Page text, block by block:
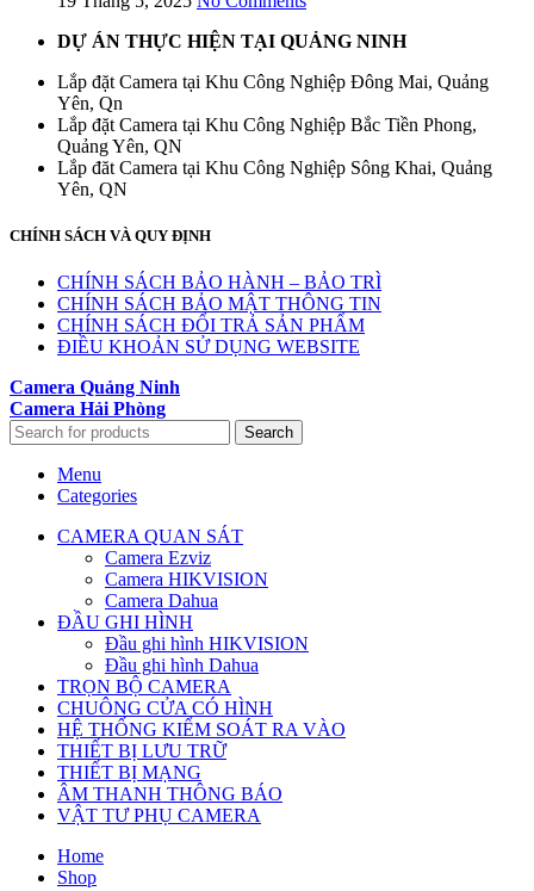
DỰ ÁN THỰC HIỆN TẠI QUẢNG NINH
Lắp đặt Camera tại Khu Công Nghiệp Đông Mai, Quảng
Yên, Qn
Lắp đặt Camera tại Khu Công Nghiệp Bắc Tiền Phong,
Quảng Yên, QN
Lắp đăt Camera tại Khu Công Nghiệp Sông Khai, Quảng
Yên, QN
CHÍNH SÁCH VÀ QUY ĐỊNH
CHÍNH SÁCH BẢO HÀNH – BẢO TRÌ
CHÍNH SÁCH BẢO MẬT THÔNG TIN
CHÍNH SÁCH ĐỔI TRẢ SẢN PHẨM
ĐIỀU KHOẢN SỬ DỤNG WEBSITE
Camera Quảng Ninh
Camera Hải Phòng
Search
Menu
Categories
CAMERA QUAN SÁT
Camera Ezviz
Camera HIKVISION
Camera Dahua
ĐẦU GHI HÌNH
Đầu ghi hình HIKVISION
Đầu ghi hình Dahua
TRỌN BỘ CAMERA
CHUÔNG CỬA CÓ HÌNH
HỆ THỐNG KIỂM SOÁT RA VÀO
THIẾT BỊ LƯU TRỮ
THIẾT BỊ MẠNG
ÂM THANH THÔNG BÁO
VẬT TƯ PHỤ CAMERA
Home
Shop